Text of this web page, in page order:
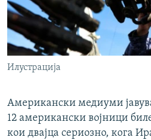
Илустрација
Американски медиуми
12 американски војници
кои двајца сериозно, кога